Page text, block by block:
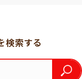
検索する